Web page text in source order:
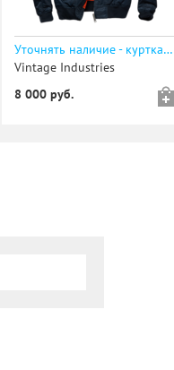
Уточнять наличие - куртка WELDER JACKET
Vintage Industries
8 000 руб.